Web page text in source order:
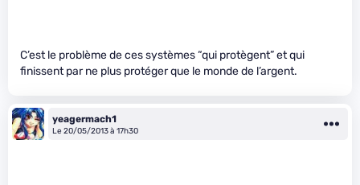
C’est le problème de ces systèmes “qui protègent” et qui
finissent par ne plus protéger que le monde de l’argent.
yeagermach1
Le 20/05/2013 à 17h30